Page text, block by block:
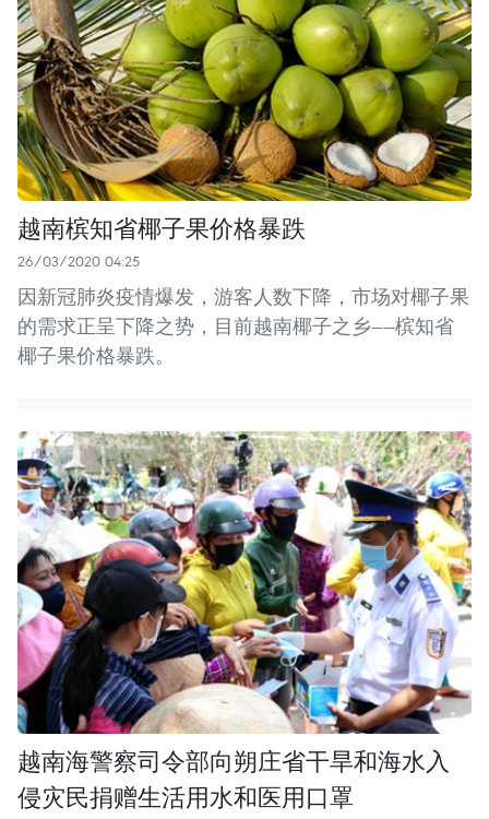
越南槟知省椰子果价格暴跌
26/03/2020 04:25
因新冠肺炎疫情爆发，游客人数下降，市场对椰子果
的需求正呈下降之势，目前越南椰子之乡——槟知省
椰子果价格暴跌。
越南海警察司令部向朔庄省干旱和海水入
侵灾民捐赠生活用水和医用口罩